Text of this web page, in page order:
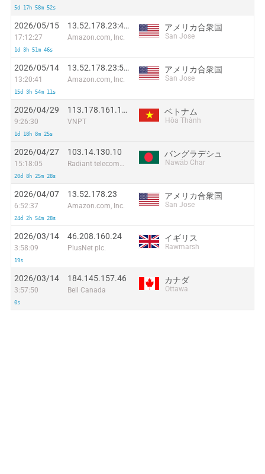
5d 17h 58m 52s
2026/05/15
17:12:27
1d 3h 51m 46s
13.52.178.23:41760
Amazon.com, Inc.
アメリカ合衆国
San Jose
2026/05/14
13:20:41
15d 3h 54m 11s
13.52.178.23:55320
Amazon.com, Inc.
アメリカ合衆国
San Jose
2026/04/29
9:26:30
1d 18h 8m 25s
113.178.161.169
VNPT
ベトナム
Hòa Thành
2026/04/27
15:18:05
20d 8h 25m 28s
103.14.130.10
Radiant telecommunications
バングラデシュ
Nawāb Char
2026/04/07
6:52:37
24d 2h 54m 28s
13.52.178.23
Amazon.com, Inc.
アメリカ合衆国
San Jose
2026/03/14
3:58:09
19s
46.208.160.24
PlusNet plc.
イギリス
Rawmarsh
2026/03/14
3:57:50
0s
184.145.157.46
Bell Canada
カナダ
Ottawa